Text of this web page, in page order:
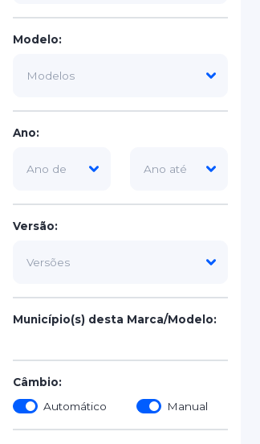
Modelo:
Ano:
Versão:
Município(s) desta Marca/Modelo:
Câmbio:
Automático
Manual